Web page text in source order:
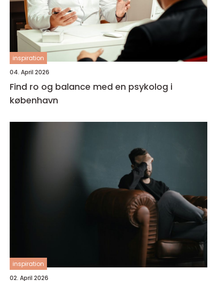
inspiration
04. April 2026
Find ro og balance med en psykolog i
københavn
inspiration
02. April 2026